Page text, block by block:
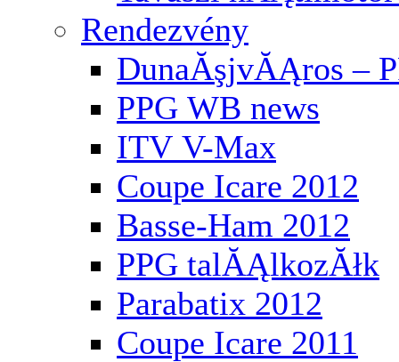
Rendezvény
DunaĂşjvĂĄros –
PPG WB news
ITV V-Max
Coupe Icare 2012
Basse-Ham 2012
PPG talĂĄlkozĂłk
Parabatix 2012
Coupe Icare 2011